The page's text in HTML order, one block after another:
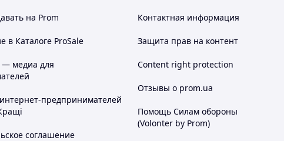
на Prom
в Каталоге ProSale
— медиа для
предпринимателей
соглашение
Контактная информация
Защита прав на контент
Content right protection
Отзывы о prom.ua
Помощь Силам обороны
(Volonter by Prom)